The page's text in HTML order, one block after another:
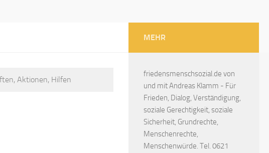
Aktionen, Hilfen
MEHR
friedensmenschsozial.de von
und mit Andreas Klamm - Für
Frieden, Dialog, Verständigung,
soziale Gerechtigkeit, soziale
Sicherheit, Grundrechte,
Menschenrechte,
Menschenwürde. Tel. 0621